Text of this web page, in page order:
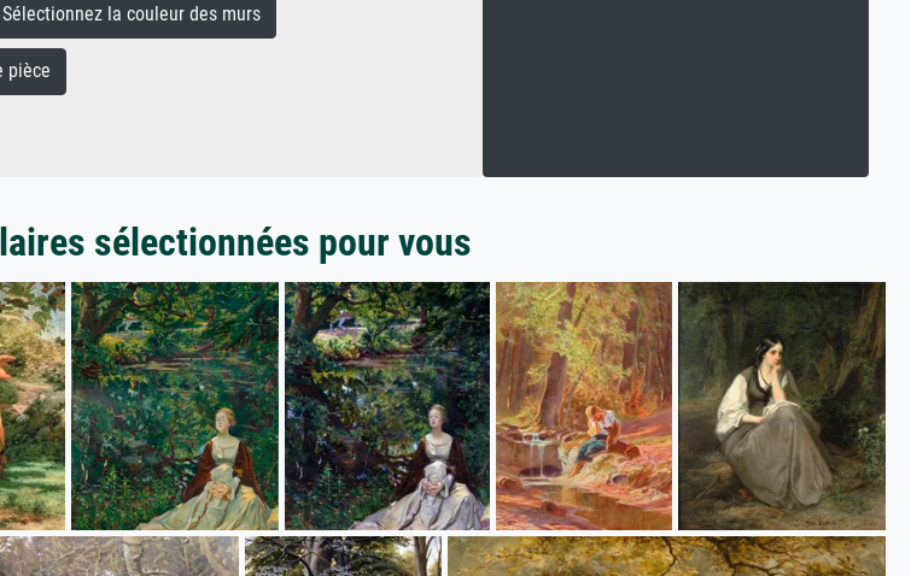
Sélectionnez la couleur des murs
pièce
sélectionnées pour vous